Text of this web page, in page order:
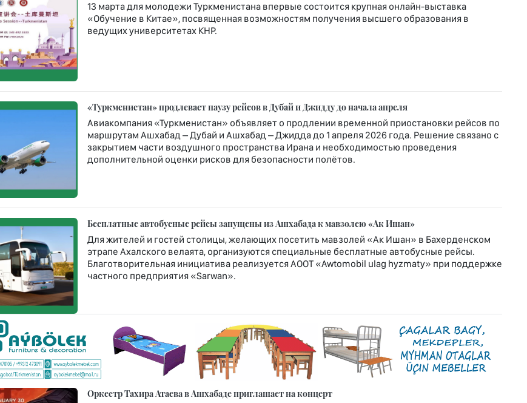
13 марта для молодежи Туркменистана впервые состоится крупная онлайн-выставка
«Обучение в Китае», посвященная возможностям получения высшего образования в
ведущих университетах КНР.
«Туркменистан» продлевает паузу рейсов в Дубай и Джидду до начала апреля
Авиакомпания «Туркменистан» объявляет о продлении временной приостановки рейсов по
маршрутам Ашхабад – Дубай и Ашхабад – Джидда до 1 апреля 2026 года. Решение связано с
закрытием части воздушного пространства Ирана и необходимостью проведения
дополнительной оценки рисков для безопасности полётов.
Бесплатные автобусные рейсы запущены из Ашхабада к мавзолею «Ак Ишан»
Для жителей и гостей столицы, желающих посетить мавзолей «Ак Ишан» в Бахерденском
этрапе Ахалского велаята, организуются специальные бесплатные автобусные рейсы.
Благотворительная инициатива реализуется АООТ «Awtomobil ulag hyzmaty» при поддержке
частного предприятия «Sarwan».
Оркестр Тахира Атаева в Ашхабаде приглашает на концерт